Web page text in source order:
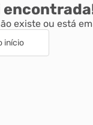
existe ou está
início